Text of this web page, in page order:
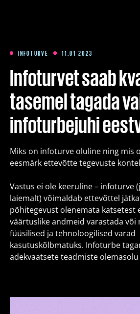
Paketid
Meist
Artiklid
Kontakt
Est Eng Fin
INFOTURVE 11.01 2023
Infoturvet saab
tasemel tagada
infoturbejuhi
Miks on infoturve oluline ning mis
eesmärk ettevõtte tegevuste
Vastus ei ole keeruline – infoturve
laiemalt) võimaldab ettevõttel
põhitegevust olenemata katsetest
väärtuslike andmeid varastada
füüsilised ja tehnoloogilised varad
kasutuskõlbmatuks. Infoturbe
adekvaatsete teadmiste